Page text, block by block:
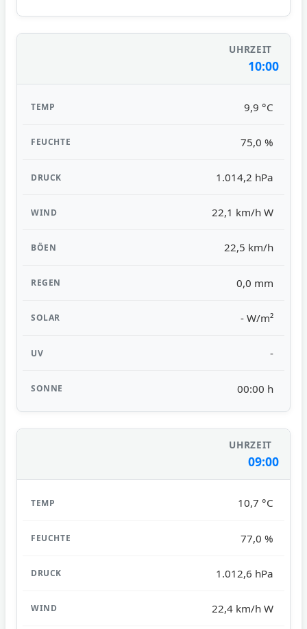
10:00
9,9 °C
75,0 %
1.014,2 hPa
22,1 km/h W
22,5 km/h
0,0 mm
- W/m²
-
00:00 h
09:00
10,7 °C
77,0 %
1.012,6 hPa
22,4 km/h W